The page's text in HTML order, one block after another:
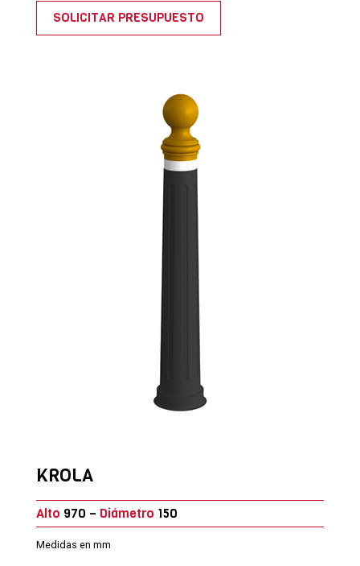
SOLICITAR PRESUPUESTO
KROLA
Alto 970 – Diámetro 150
Medidas en mm